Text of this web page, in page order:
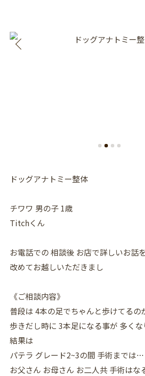
ドッグアナトミー整体
チワワ 男の子 1歳
Titchくん
お電話での 相談後 お店で詳しいお話
改めてお越しいただきまし
《ご相談内容》
普段は 4本の足でちゃんと歩けてるの
歩きだし時に 3本足になる事が 多く
結果は
パテラ グレード2~3の間 手術までは…
お父さん お母さん お二人共 手術はな